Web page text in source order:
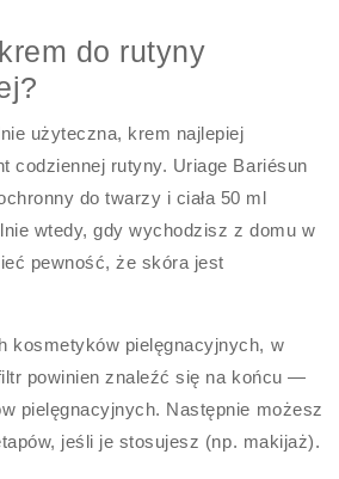
do rutyny
użyteczna, krem najlepiej
codziennej rutyny. Uriage Bariésun
do twarzy i ciała 50 ml
wtedy, gdy wychodzisz z domu w
pewność, że skóra jest
kosmetyków pielęgnacyjnych, w
powinien znaleźć się na końcu —
pielęgnacyjnych. Następnie możesz
jeśli je stosujesz (np. makijaż).